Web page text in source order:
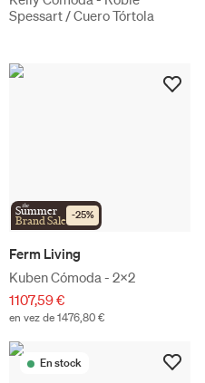
Spessart / Cuero Tórtola
the
Summer
Brand Sale -25%
Ferm Living
Kuben Cómoda - 2x2
1107,59 €
en vez de 1476,80 €
En stock